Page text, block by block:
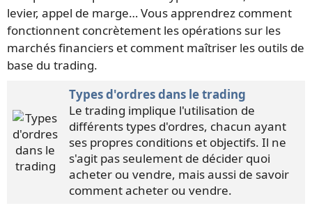
levier, appel de marge… Vous apprendrez comment
fonctionnent concrètement les opérations sur les
marchés financiers et comment maîtriser les outils de
base du trading.
Types d'ordres dans le trading
Le trading implique l'utilisation de
différents types d'ordres, chacun ayant
ses propres conditions et objectifs. Il ne
s'agit pas seulement de décider quoi
acheter ou vendre, mais aussi de savoir
comment acheter ou vendre.